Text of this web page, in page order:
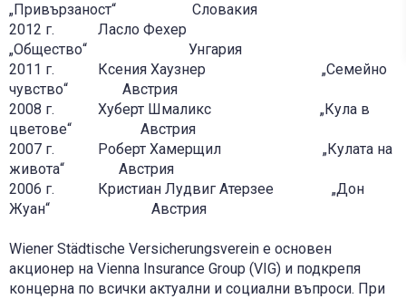
„Привързаност“ Словакия
2012 г. Ласло Фехер
„Общество“ Унгария
2011 г. Ксения Хаузнер „Семейно
чувство“ Австрия
2008 г. Хуберт Шмаликс „Кула в
цветове“ Австрия
2007 г. Роберт Хамерщил „Кулата на
живота“ Австрия
2006 г. Кристиан Лудвиг Атерзее „Дон
Жуан“ Австрия
Wiener Städtische Versicherungsverein е основен
акционер на Vienna Insurance Group (VIG) и подкрепя
концерна по всички актуални и социални въпроси. При